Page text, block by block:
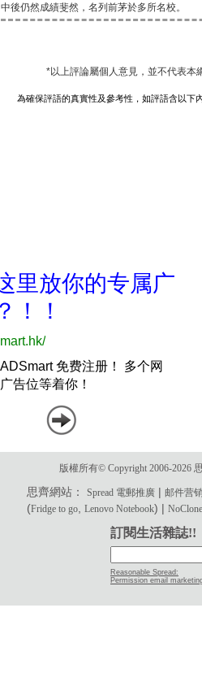
中後仍然成績斐然，名列前茅於多所名校。
*以上評論屬個人意見，並不代表本
為確保評語的真實性及參考性，如評語含以下
版權所有© Copyright 2006-2026
思齊網站：Spread 電郵推廣 |邮件营
(Fridge to go ,Lenovo Notebook) |